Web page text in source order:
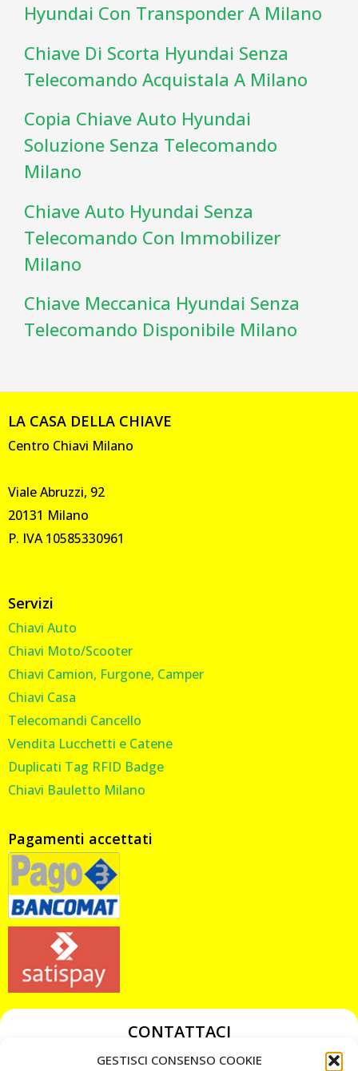
GESTISCI CONSENSO COOKIE
Hyundai Con Transponder A Milano
Chiave Di Scorta Hyundai Senza
Telecomando Acquistala A Milano
Copia Chiave Auto Hyundai
Soluzione Senza Telecomando
Milano
Chiave Auto Hyundai Senza
Telecomando Con Immobilizer
Milano
Chiave Meccanica Hyundai Senza
Telecomando Disponibile Milano
LA CASA DELLA CHIAVE
Centro Chiavi Milano
Viale Abruzzi, 92
20131 Milano
P. IVA 10585330961
Servizi
Chiavi Auto
Chiavi Moto/Scooter
Chiavi Camion, Furgone, Camper
Chiavi Casa
Telecomandi Cancello
Vendita Lucchetti e Catene
Duplicati Tag RFID Badge
Chiavi Bauletto Milano
Pagamenti accettati
CONTATTACI
349 3863811